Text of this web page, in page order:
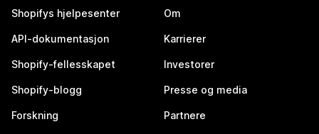
Shopifys hjelpesenter
API-dokumentasjon
Shopify-fellesskapet
Shopify-blogg
Forskning
Om
Karrierer
Investorer
Presse og media
Partnere